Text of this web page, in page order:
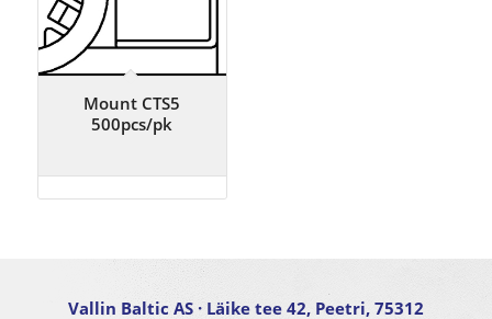
Mount CTS5
500pcs/pk
Vallin Baltic AS · Läike tee 42, Peetri, 75312